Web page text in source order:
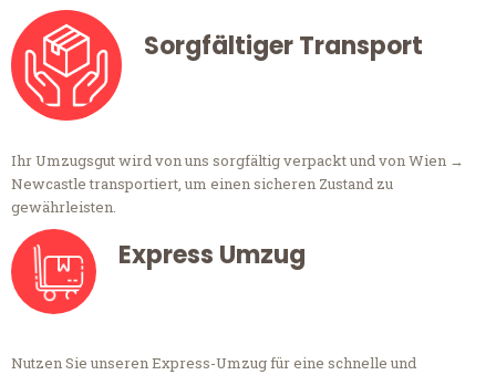
Sorgfältiger Transport
Ihr Umzugsgut wird von uns sorgfältig verpackt und von Wien →
Newcastle transportiert, um einen sicheren Zustand zu
gewährleisten.
Express Umzug
Nutzen Sie unseren Express-Umzug für eine schnelle und